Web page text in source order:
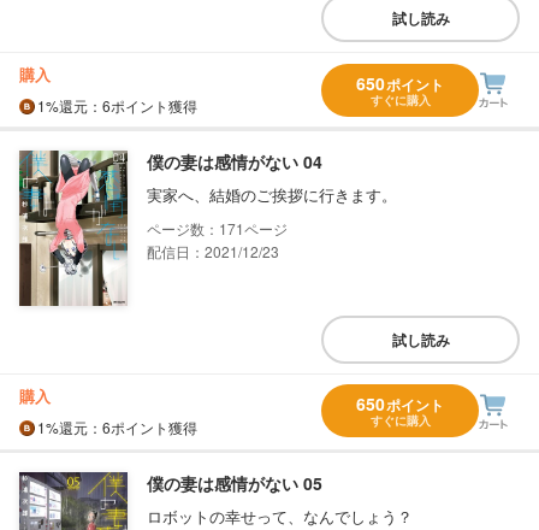
試し読み
購入
1%還元 ：6ポイント獲得
650ポイント
すぐに購入
僕の妻は感情がない 04
実家へ、結婚のご挨拶に行きます。
171
配信日：2021/12/23
試し読み
購入
1%還元 ：6ポイント獲得
650ポイント
すぐに購入
僕の妻は感情がない 05
ロボットの幸せって、なんでしょう？